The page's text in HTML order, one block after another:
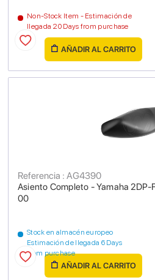
Non-Stock Item - Estimación de
llegada 20 Days from purchase
AÑADIR AL CARRITO
Asiento Completo - Yamaha
00
Referencia : AG4390
Stock en almacén europeo
Estimación de llegada 6 Days
from purchase
AÑADIR AL CARRITO